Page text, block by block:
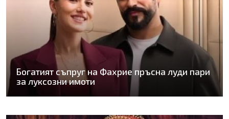
Богатият съпруг на Фахрие пръсна луди пари
за луксозни имоти